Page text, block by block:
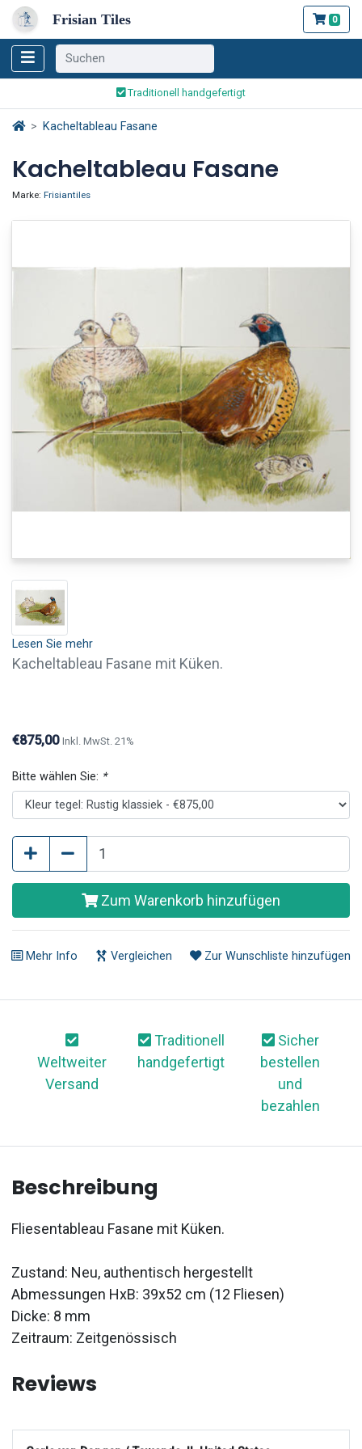
Frisian Tiles 0
Weltweiter Versand
Traditionell handgefertigt
Sicher bestellen und bezahlen
Kacheltableau Fasane
Kacheltableau Fasane
Marke: Frisiantiles
Lesen Sie mehr
Kacheltableau Fasane mit Küken.
€875,00 Inkl. MwSt. 21%
Bitte wählen Sie: *
Zum Warenkorb hinzufügen
Mehr Info Vergleichen Zur Wunschliste hinzufügen
Weltweiter
Versand
Traditionell
handgefertigt
Sicher
bestellen
und
bezahlen
Beschreibung
Fliesentableau Fasane mit Küken.
Zustand: Neu, authentisch hergestellt
Abmessungen HxB: 39x52 cm (12 Fliesen)
Dicke: 8 mm
Zeitraum: Zeitgenössisch
Reviews